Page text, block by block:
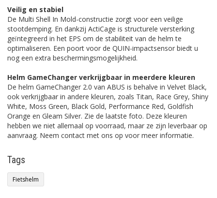
Veilig en stabiel
De Multi Shell In Mold-constructie zorgt voor een veilige
stootdemping. En dankzij ActiCage is structurele versterking
geïntegreerd in het EPS om de stabiliteit van de helm te
optimaliseren. Een poort voor de QUIN-impactsensor biedt u
nog een extra beschermingsmogelijkheid.
Helm GameChanger verkrijgbaar in meerdere kleuren
De helm GameChanger 2.0 van ABUS is behalve in Velvet Black,
ook verkrijgbaar in andere kleuren, zoals Titan, Race Grey, Shiny
White, Moss Green, Black Gold, Performance Red, Goldfish
Orange en Gleam Silver. Zie de laatste foto. Deze kleuren
hebben we niet allemaal op voorraad, maar ze zijn leverbaar op
aanvraag. Neem contact met ons op voor meer informatie.
Tags
Fietshelm